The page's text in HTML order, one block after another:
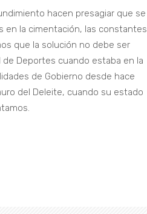
hacen presagiar que se
en la cimentación, las constantes
que la solución no debe ser
Deportes cuando estaba en la
de Gobierno desde hace
del Deleite, cuando su estado